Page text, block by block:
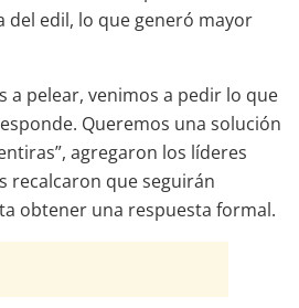
del edil, lo que generó mayor
a pelear, venimos a pedir lo que
Queremos una solución
agregaron los líderes
recalcaron que seguirán
obtener una respuesta formal.